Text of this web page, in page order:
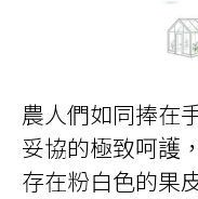
農人們如同捧在
妥協的極致呵護
存在粉白色的果